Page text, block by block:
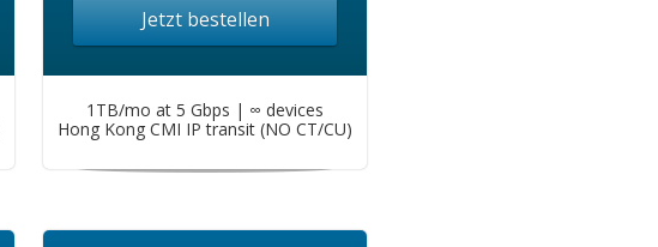
Jetzt bestellen
1TB/mo at 5 Gbps | ∞ devices
Hong Kong CMI IP transit (NO CT/CU)